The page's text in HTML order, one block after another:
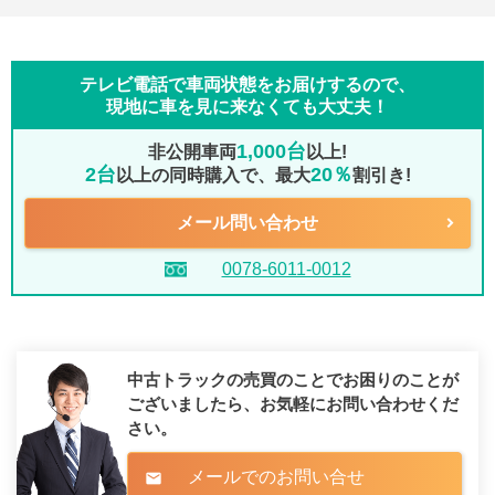
テレビ電話で車両状態をお届けするので、
現地に車を見に来なくても大丈夫！
非公開車両1,000台 以上!
2台 以上の同時購入で、最大20％割引き!
メール問い合わせ
0078-6011-0012
中古トラックの売買のことでお困りのことが
ございましたら、 お気軽にお問い合わせくだ
さい。
mail メールでのお問い合せ